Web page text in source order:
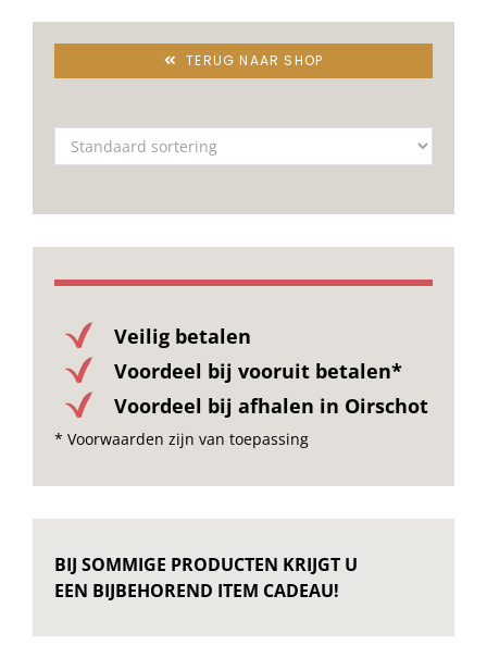
TERUG NAAR SHOP
Veilig betalen
Voordeel bij vooruit betalen*
Voordeel bij afhalen in Oirschot
* Voorwaarden zijn van toepassing
BIJ SOMMIGE PRODUCTEN KRIJGT U
EEN BIJBEHOREND ITEM CADEAU!